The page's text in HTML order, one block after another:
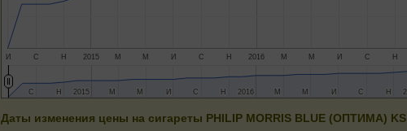
2015 2016
И С Н М М И С Н М М И С Н
2015
2015 2016
2016
С
С НН М
М М
М ИИ С
С НН М
М М
М ИИ С
С НН
Даты изменения цены на сигареты PHILIP MORRIS BLUE (ОПТИМА) KS